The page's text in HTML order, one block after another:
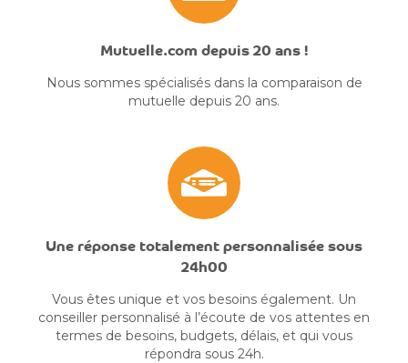
Mutuelle.com depuis 20 ans !
Nous sommes spécialisés dans la comparaison de
mutuelle depuis 20 ans.
Une réponse totalement personnalisée sous
24h00
Vous êtes unique et vos besoins également. Un
conseiller personnalisé à l’écoute de vos attentes en
termes de besoins, budgets, délais, et qui vous
répondra sous 24h.